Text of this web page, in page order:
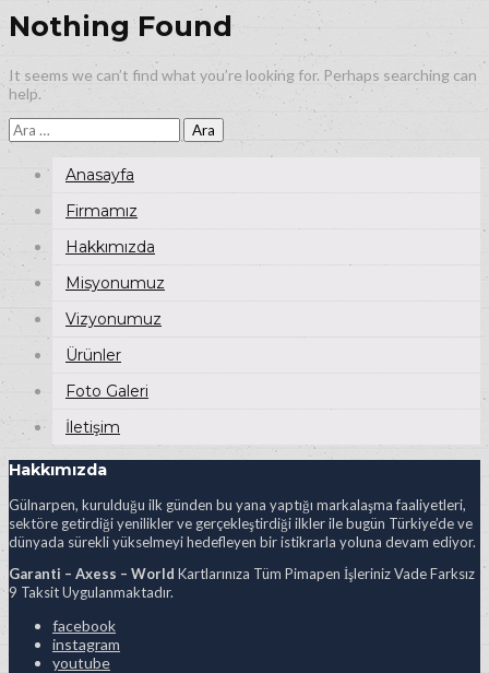
Nothing Found
It seems we can’t find what you’re looking for. Perhaps searching can
help.
Arama:
Anasayfa
Firmamız
Hakkımızda
Misyonumuz
Vizyonumuz
Ürünler
Foto Galeri
İletişim
Hakkımızda
Gülnarpen, kurulduğu ilk günden bu yana yaptığı markalaşma faaliyetleri,
sektöre getirdiği yenilikler ve gerçekleştirdiği ilkler ile bugün Türkiye’de ve
dünyada sürekli yükselmeyi hedefleyen bir istikrarla yoluna devam ediyor.
Garanti – Axess – World Kartlarınıza Tüm Pimapen İşleriniz Vade Farksız
9 Taksit Uygulanmaktadır.
facebook
instagram
youtube